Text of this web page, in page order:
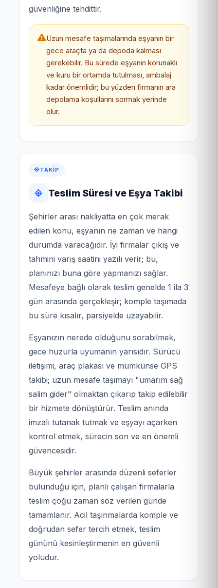
güvenliğine tehdittir.
Uzun mesafe taşımalarında eşyanın bir
gece araçta ya da depoda kalması
gerekebilir. Bu sürede eşyanın korunaklı
ve kuru bir ortamda tutulması, ambalaj
kadar önemlidir; bu yüzden firmanın ara
depolama koşullarını sormak yerinde
olur.
TAKIP
Teslim Süresi ve Eşya Takibi
Şehirler arası nakliyatta en çok merak
edilen konu, eşyanın ne zaman ve hangi
durumda varacağıdır. İyi firmalar çıkış ve
tahmini varış saatini yazılı verir; bu,
planınızı buna göre yapmanızı sağlar.
Mesafeye bağlı olarak teslim genelde 1 ila 3
gün arasında gerçekleşir; komple taşımada
bu süre kısalır, parsiyelde uzayabilir.
Eşyanızın nerede olduğunu sorabilmek,
gece huzurla uyumanın yarısıdır. Sürücü
iletişimi, araç plakası ve mümkünse GPS
takibi; uzun mesafe taşımayı "umarım sağ
salim gider" olmaktan çıkarıp takip edilebilir
bir hizmete dönüştürür. Teslim anında
imzalı tutanak tutmak ve eşyayı açarken
kontrol etmek, sürecin son ve en önemli
güvencesidir.
Büyük şehirler arasında düzenli seferler
bulunduğu için, planlı çalışan firmalarla
teslim çoğu zaman söz verilen günde
tamamlanır. Acil taşınmalarda komple ve
doğrudan sefer tercih etmek, teslim
gününü kesinleştirmenin en güvenli
yoludur.